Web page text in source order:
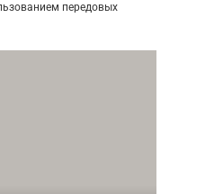
передовых